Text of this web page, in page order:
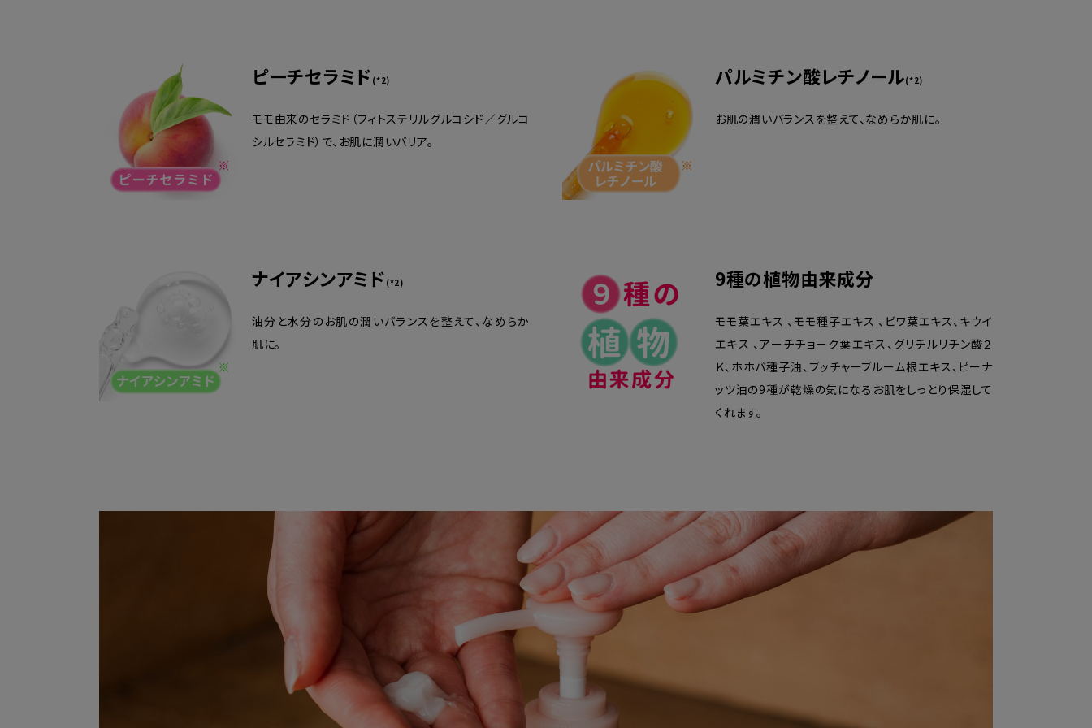
ピーチセラミド (*2)
モモ由来のセラミド（フィトステリルグルコシド／グルコ
シルセラミド）で、お肌に潤いバリア。
パルミチン酸レチノール(*2)
お肌の潤いバランスを整えて、なめらか肌に。
ナイアシンアミド (*2)
油分と水分のお肌の潤いバランスを整えて、なめらか
肌に。
9種の植物由来成分
モモ葉エキス 、モモ種子エキス 、ビワ葉エキス、キウイ
エキス 、アーチチョーク葉エキス、グリチルリチン酸２
Ｋ、ホホバ種子油、ブッチャーブルーム根エキス、ピーナ
ッツ油の9種が乾燥の気になるお肌をしっとり保湿して
くれます。